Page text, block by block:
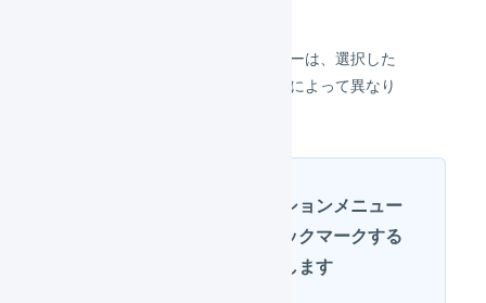
表示されるメニューは、選択した
庫内デバイス区分によって異なり
アプリケーションメニュー
の画面をブックマークする
ことを推奨します